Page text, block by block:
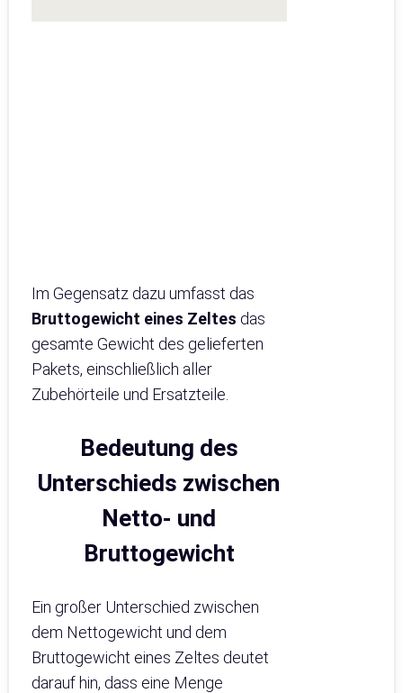
Im Gegensatz dazu umfasst das
Bruttogewicht eines Zeltes das
gesamte Gewicht des gelieferten
Pakets, einschließlich aller
Zubehörteile und Ersatzteile.
Bedeutung des
Unterschieds zwischen
Netto- und
Bruttogewicht
Ein großer Unterschied zwischen
dem Nettogewicht und dem
Bruttogewicht eines Zeltes deutet
darauf hin, dass eine Menge